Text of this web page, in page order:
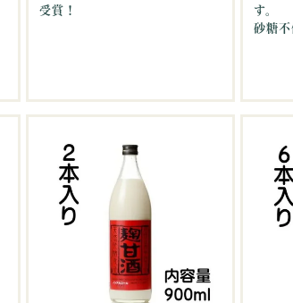
受賞！
す。
砂糖不